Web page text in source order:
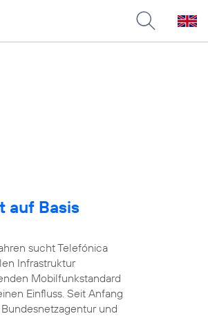
auf Basis
sucht Telefónica
Infrastruktur
Mobilfunkstandard
Einfluss. Seit Anfang
und